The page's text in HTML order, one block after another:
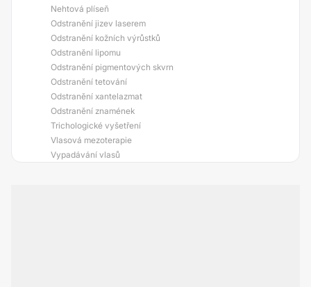
Nehtová plíseň
Odstranění jizev laserem
Odstranění kožních výrůstků
Odstranění lipomu
Odstranění pigmentových skvrn
Odstranění tetování
Odstranění xantelazmat
Odstranění znamének
Trichologické vyšetření
Vlasová mezoterapie
Vypadávání vlasů